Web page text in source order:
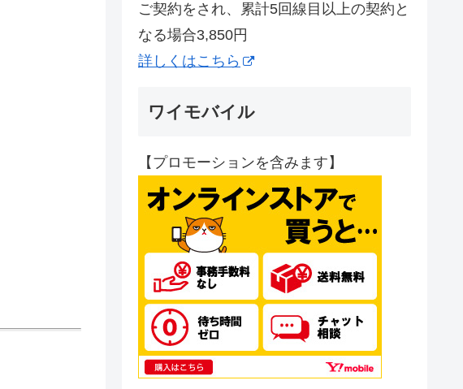
ご契約をされ、累計5回線目以上の契約と
なる場合3,850円
詳しくはこちら
ワイモバイル
【プロモーションを含みます】